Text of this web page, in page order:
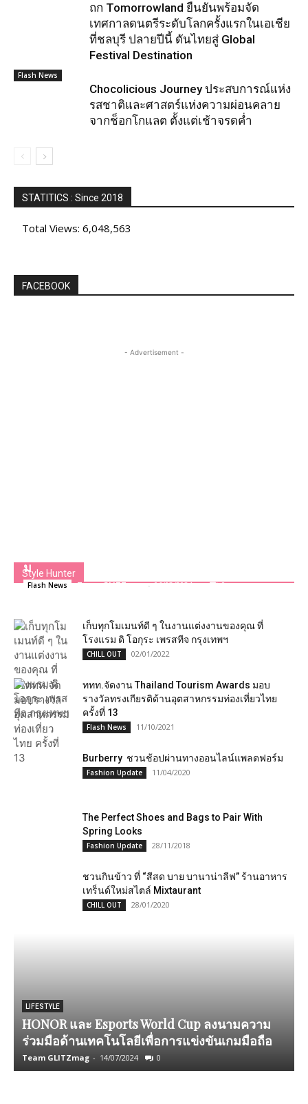
ถก Tomorrowland ยืนยันพร้อมจัด
เทศกาลดนตรีระดับโลกครั้งแรกในเอเชีย
ที่ชลบุรี ปลายปีนี้ ดันไทยสู่ Global
Festival Destination
Flash News
Chocolicious Journey ประสบการณ์แห่ง
รสชาติและศาสตร์แห่งความผ่อนคลาย
จากช็อกโกแลต ตั้งแต่เช้าจรดค่ำ
STATITICS : Since 2018
Total Views: 6,048,563
FACEBOOK
- Advertisement -
Style Hunter
ม
Flash News Team GLITZmag - 06/03/2024 0
เก็บทุกโมเมนท์ดี ๆ ในงานแต่งงานของคุณ ที่
โรงแรม ดิ โอกุระ เพรสทีจ กรุงเทพฯ
CHILL OUT 02/01/2022
ททท.จัดงาน Thailand Tourism Awards มอบ
รางวัลทรงเกียรติด้านอุตสาหกรรมท่องเที่ยวไทย
ครั้งที่ 13
Flash News 11/10/2021
Burberry ชวนช้อปผ่านทางออนไลน์แพลตฟอร์ม
Fashion Update 11/04/2020
The Perfect Shoes and Bags to Pair With
Spring Looks
Fashion Update 28/11/2018
ชวนกินข้าว ที่ “สีสด บาย บานาน่าลีฟ” ร้านอาหาร
เทร็นด์ใหม่สไตล์ Mixtaurant
CHILL OUT 28/01/2020
LIFESTYLE
HONOR และ Esports World Cup ลงนามความ
ร่วมมือด้านเทคโนโลยีเพื่อการแข่งขันเกมมือถือ
Team GLITZmag - 14/07/2024 0